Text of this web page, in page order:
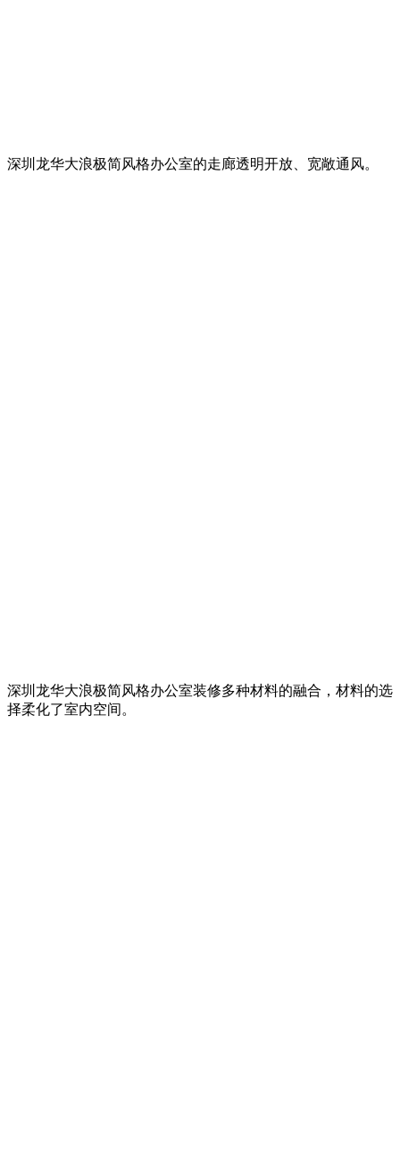
深圳龙华大浪极简风格办公室的走廊透明开放、宽敞通风。
深圳龙华大浪极简风格办公室装修多种材料的融合，材料的选
择柔化了室内空间。